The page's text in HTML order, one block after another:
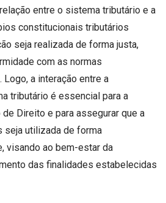
entre o sistema tributário e a
constitucionais tributários
seja realizada de forma justa,
com as normas
Logo, a interação entre a
tributário é essencial para a
Direito e para assegurar que a
seja utilizada de forma
visando ao bem-estar da
das finalidades estabelecidas